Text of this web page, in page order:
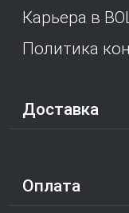
Карьера в
Политика
Доставка
Оплата